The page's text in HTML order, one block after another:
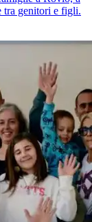
tra genitori e figli.